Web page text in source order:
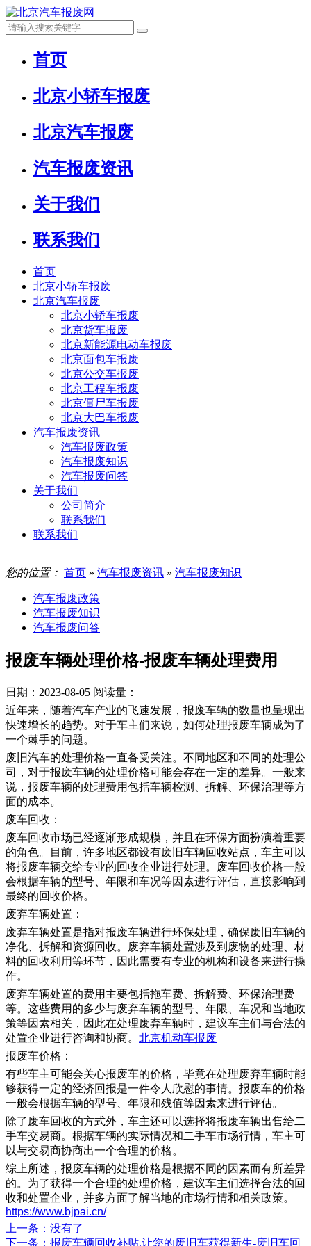
首页
北京小轿车报废
北京汽车报废
汽车报废资讯
关于我们
联系我们
首页
北京小轿车报废
北京汽车报废
北京小轿车报废
北京货车报废
北京新能源电动车报废
北京面包车报废
北京公交车报废
北京工程车报废
北京僵尸车报废
北京大巴车报废
汽车报废资讯
汽车报废政策
汽车报废知识
汽车报废问答
关于我们
公司简介
联系我们
联系我们
您的位置： 首页 » 汽车报废资讯 » 汽车报废知识
汽车报废政策
汽车报废知识
汽车报废问答
报废车辆处理价格-报废车辆处理费用
日期：2023-08-05 阅读量：
近年来，随着汽车产业的飞速发展，报废车辆的数量也呈现出
快速增长的趋势。对于车主们来说，如何处理报废车辆成为了
一个棘手的问题。
废旧汽车的处理价格一直备受关注。不同地区和不同的处理公
司，对于报废车辆的处理价格可能会存在一定的差异。一般来
说，报废车辆的处理费用包括车辆检测、拆解、环保治理等方
面的成本。
废车回收：
废车回收市场已经逐渐形成规模，并且在环保方面扮演着重要
的角色。目前，许多地区都设有废旧车辆回收站点，车主可以
将报废车辆交给专业的回收企业进行处理。废车回收价格一般
会根据车辆的型号、年限和车况等因素进行评估，直接影响到
最终的回收价格。
废弃车辆处置：
废弃车辆处置是指对报废车辆进行环保处理，确保废旧车辆的
净化、拆解和资源回收。废弃车辆处置涉及到废物的处理、材
料的回收利用等环节，因此需要有专业的机构和设备来进行操
作。
废弃车辆处置的费用主要包括拖车费、拆解费、环保治理费
等。这些费用的多少与废弃车辆的型号、年限、车况和当地政
策等因素相关，因此在处理废弃车辆时，建议车主们与合法的
处置企业进行咨询和协商。 北京机动车报废
报废车价格：
有些车主可能会关心报废车的价格，毕竟在处理废弃车辆时能
够获得一定的经济回报是一件令人欣慰的事情。报废车的价格
一般会根据车辆的型号、年限和残值等因素来进行评估。
除了废车回收的方式外，车主还可以选择将报废车辆出售给二
手车交易商。根据车辆的实际情况和二手车市场行情，车主可
以与交易商协商出一个合理的价格。
综上所述，报废车辆的处理价格是根据不同的因素而有所差异
的。为了获得一个合理的处理价格，建议车主们选择合法的回
收和处置企业，并多方面了解当地的市场行情和相关政策。
https://www.bjpai.cn/
上一条 ：没有了
下一条 ：报废车辆回收补贴,让您的废旧车获得新生-废旧车回